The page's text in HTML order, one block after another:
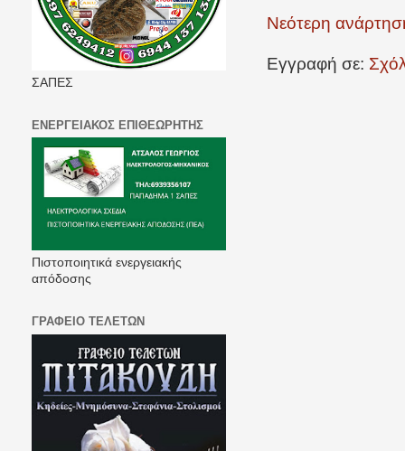
Νεότερη
Εγγραφή σε:
ΣΑΠΕΣ
ΕΝΕΡΓΕΙΑΚΟΣ ΕΠΙΘΕΩΡΗΤΗΣ
Πιστοποιητικά ενεργειακής
απόδοσης
ΓΡΑΦΕΙΟ ΤΕΛΕΤΩΝ